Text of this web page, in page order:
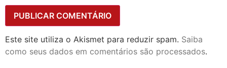
Este site utiliza o Akismet para reduzir spam. Saiba
como seus dados em comentários são processados.